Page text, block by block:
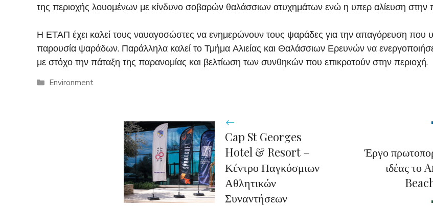
της περιοχής λουομένων με κίνδυνο σοβαρών θαλάσσιων ατυχημάτων ενώ η υπερ αλίευση στην
Η ΕΤΑΠ έχει καλεί τους ναυαγοσώστες να ενημερώνουν τους ψαράδες για την απαγόρευση που
παρουσία ψαράδων. Παράλληλα καλεί το Τμήμα Αλιείας και Θαλάσσιων Ερευνών να
με στόχο την πάταξη της παρανομίας και βελτίωση των συνθηκών που επικρατούν στην περιοχή.
Categories
Environment
Cap St Georges
Hotel & Resort –
Κέντρο Παγκόσμιων
Αθλητικών
Συναντήσεων
Έργο
ιδέας το